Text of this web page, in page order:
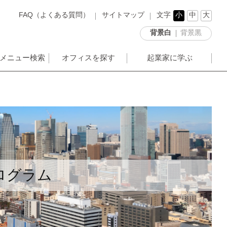
FAQ（よくある質問） サイトマップ 文字 小 中 大
背景白 背景黒
ニュー検索 オフィスを探す 起業家に学ぶ
グラム